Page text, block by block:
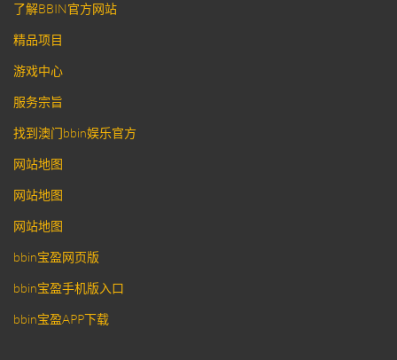
了解BBIN官方网站
精品项目
游戏中心
服务宗旨
找到澳门bbin娱乐官方
网站地图
网站地图
网站地图
bbin宝盈网页版
bbin宝盈手机版入口
bbin宝盈APP下载